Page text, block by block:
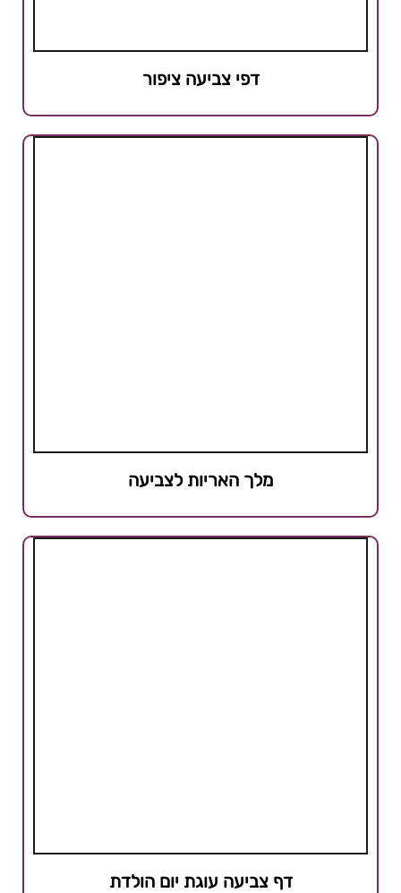
דפי צביעה ציפור
מלך האריות לצביעה
דף צביעה עוגת יום הולדת